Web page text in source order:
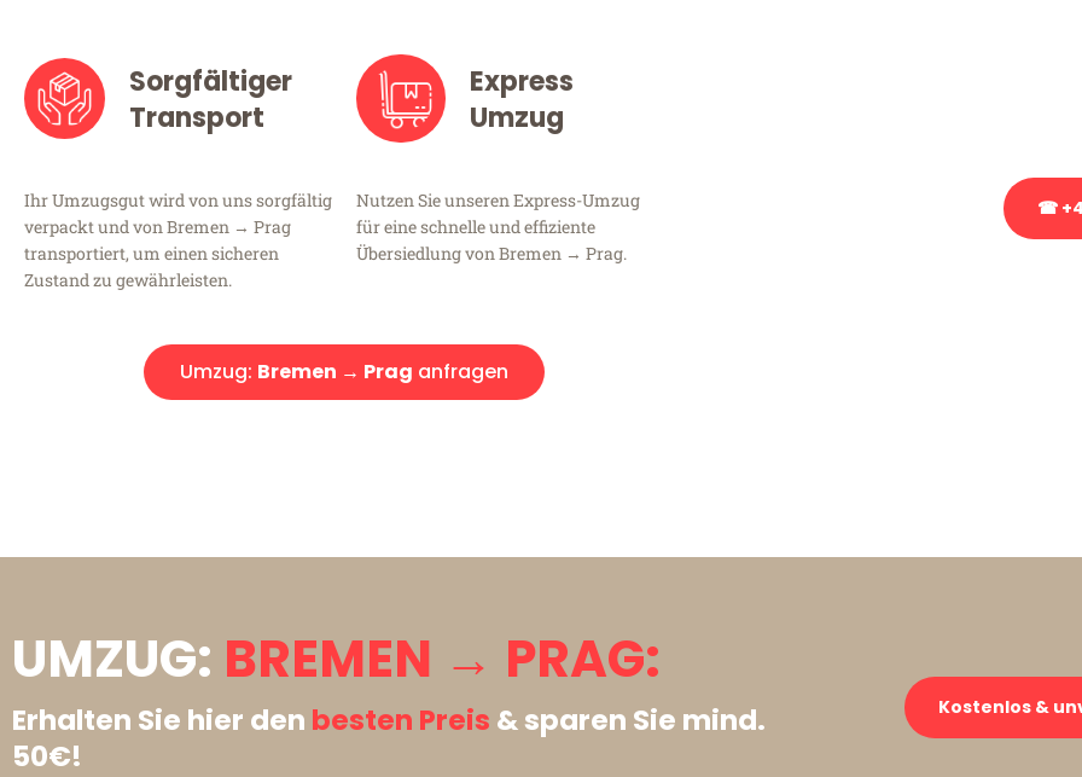
Sorgfältiger
Transport
Ihr Umzugsgut wird von uns sorgfältig
verpackt und von Bremen → Prag
transportiert, um einen sicheren
Zustand zu gewährleisten.
Express
Umzug
Nutzen Sie unseren Express-Umzug
für eine schnelle und effiziente
Übersiedlung von Bremen → Prag.
Umzug: Bremen → Prag anfragen
☎
UMZUG: BREMEN → PRAG:
Erhalten Sie hier den besten Preis & sparen Sie mind.
50€!
Kostenlos &